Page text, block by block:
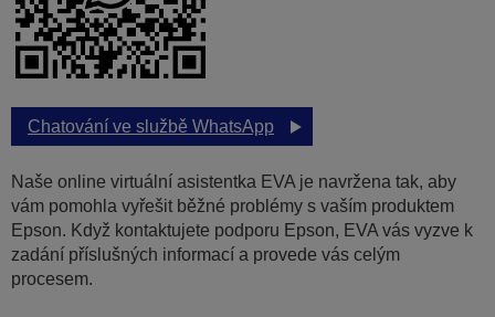
Chatování ve službě WhatsApp
Naše online virtuální asistentka EVA je navržena tak, aby
vám pomohla vyřešit běžné problémy s vaším produktem
Epson. Když kontaktujete podporu Epson, EVA vás vyzve k
zadání příslušných informací a provede vás celým
procesem.